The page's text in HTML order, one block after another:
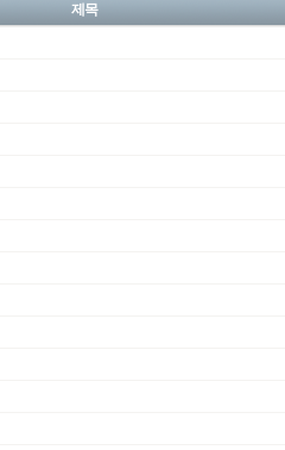
제목